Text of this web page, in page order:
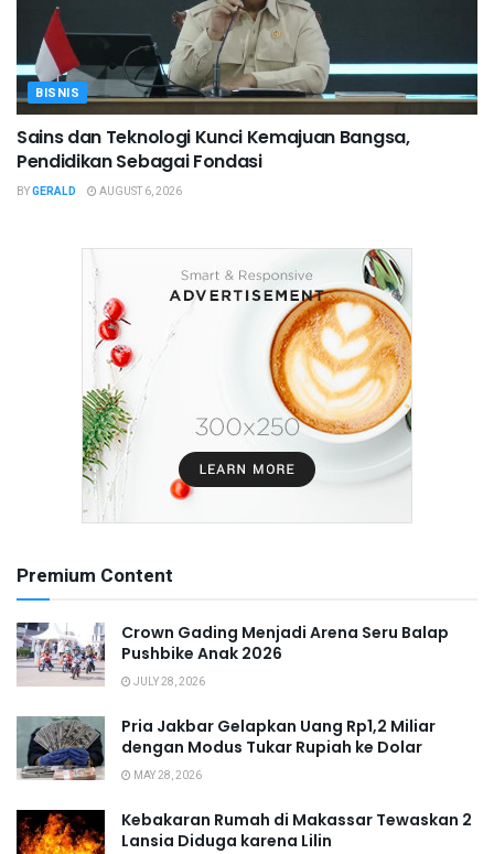
BISNIS
Sains dan Teknologi Kunci Kemajuan Bangsa,
Pendidikan Sebagai Fondasi
BYGERALD AUGUST 6, 2026
Premium Content
Crown Gading Menjadi Arena Seru Balap
Pushbike Anak 2026
JULY 28, 2026
Pria Jakbar Gelapkan Uang Rp1,2 Miliar
dengan Modus Tukar Rupiah ke Dolar
MAY 28, 2026
Kebakaran Rumah di Makassar Tewaskan 2
Lansia Diduga karena Lilin